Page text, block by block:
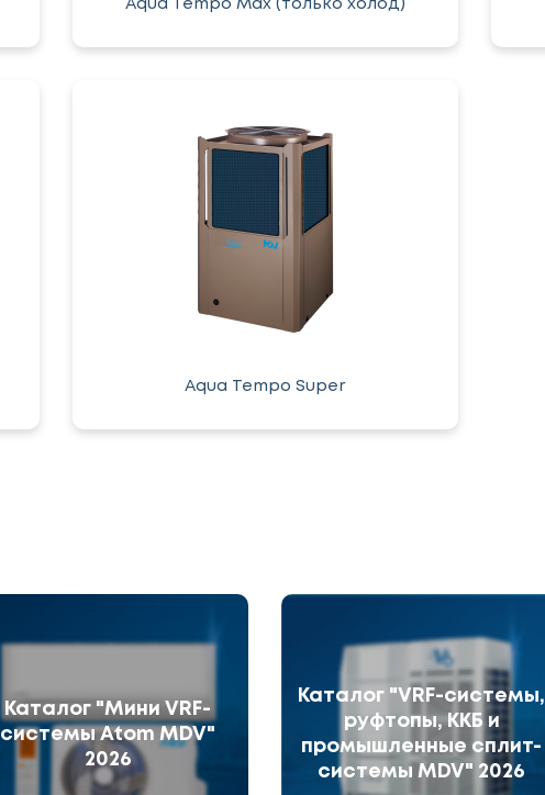
Aqua Tempo Max (только холод)
Aqua Tempo Super
Каталог "Мини VRF-
системы Atom MDV"
2026
Каталог "VRF-системы,
руфтопы, ККБ и
промышленные сплит-
системы MDV" 2026